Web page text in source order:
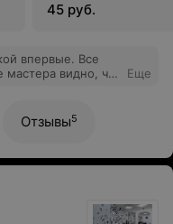
45 руб.
Все
Еще
Отзывы5